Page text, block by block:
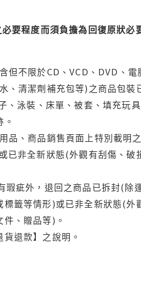
要程度而須負擔為回復原狀
但不限於CD、VCD、DVD、
、清潔劑補充包等)之商品包
泳裝、床單、被套、填充玩
品、商品銷售頁面上特別載明
已非全新狀態(外觀有刮傷、
瑕疵外，退回之商品已拆封(
籤等情形)或已非全新狀態(
、贈品等)。
退款】之說明。